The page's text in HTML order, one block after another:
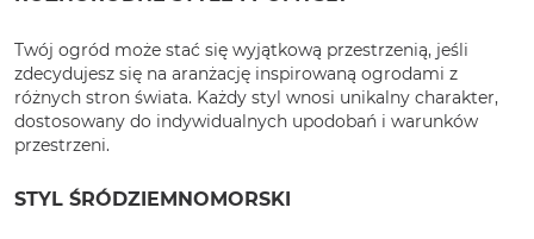
Twój ogród może stać się wyjątkową przestrzenią, jeśli
zdecydujesz się na aranżację inspirowaną ogrodami z
różnych stron świata. Każdy styl wnosi unikalny charakter,
dostosowany do indywidualnych upodobań i warunków
przestrzeni.
STYL ŚRÓDZIEMNOMORSKI